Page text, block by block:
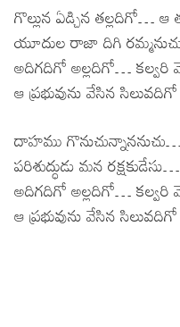
గొల్లున ఏడ్చిన తల్లదిగో…
యూదుల రాజా దిగి
అదిగదిగో అల్లదిగో… కల్వరి
ఆ ప్రభువును వేసిన సిలువదిగో
దాహము
పరిశుద్ధుడు మన
అదిగదిగో అల్లదిగో… కల్వరి
ఆ ప్రభువును వేసిన సిలువదిగో